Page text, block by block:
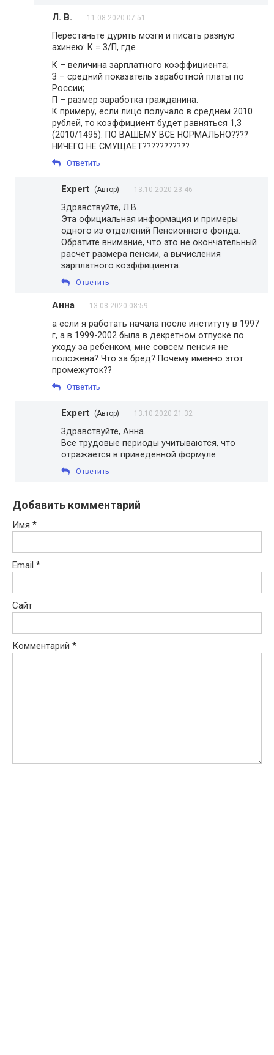
Л. В. 11.08.2020 07:51
Перестаньте дурить мозги и писать разную
ахинею: К = З/П, где
К – величина зарплатного коэффициента;
З – средний показатель заработной платы по
России;
П – размер заработка гражданина.
К примеру, если лицо получало в среднем 2010
рублей, то коэффициент будет равняться 1,3
(2010/1495). ПО ВАШЕМУ ВСЕ НОРМАЛЬНО????
НИЧЕГО НЕ СМУЩАЕТ???????????
Ответить
Expert (Автор) 13.10.2020 23:46
Здравствуйте, Л.В.
Эта официальная информация и примеры
одного из отделений Пенсионного фонда.
Обратите внимание, что это не окончательный
расчет размера пенсии, а вычисления
зарплатного коэффициента.
Ответить
Анна 13.08.2020 08:59
а если я работать начала после институту в 1997
г, а в 1999-2002 была в декретном отпуске по
уходу за ребенком, мне совсем пенсия не
положена? Что за бред? Почему именно этот
промежуток??
Ответить
Expert (Автор) 13.10.2020 21:32
Здравствуйте, Анна.
Все трудовые периоды учитываются, что
отражается в приведенной формуле.
Ответить
Добавить комментарий
Имя *
Email *
Сайт
Комментарий *